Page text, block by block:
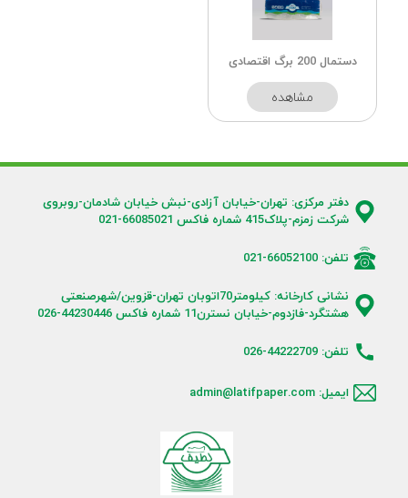
دستمال 200 برگ اقتصادی
مشاهده
دفتر مرکزی: تهران-خیابان آزادی-نبش خیابان شادمان-روبروی
شرکت زمزم-پلاک415 شماره فاکس 66085021-021
تلفن: 66052100-021
نشانی کارخانه: کیلومتر70اتوبان تهران-قزوین/شهرصنعتی
هشتگرد-فازدوم-خیابان نسترن11 شماره فاکس 44230446-026
تلفن: 44222709-026
ایمیل: admin@latifpaper.com